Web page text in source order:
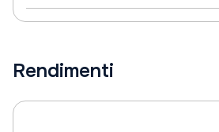
Rendimenti